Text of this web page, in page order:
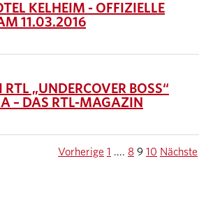
KELHEIM - OFFIZIELLE
11.03.2016
RTL „UNDERCOVER BOSS“
– DAS RTL-MAGAZIN
Vorherige 1 .... 8 9 10 Nächste